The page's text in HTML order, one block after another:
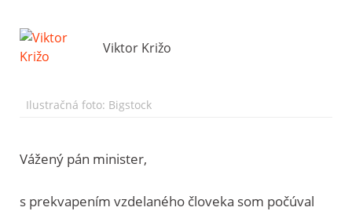
Viktor Križo
Ilustračná foto: Bigstock
Vážený pán minister,
s prekvapením vzdelaného človeka som počúval